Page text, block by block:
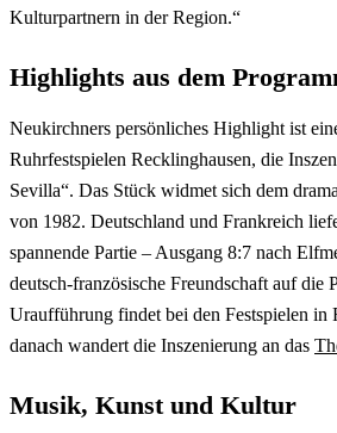
Kulturpartnern in der Region.“
Highlights aus dem
Neukirchners persönliches Highlight ist
Ruhrfestspielen Recklinghausen, die
Sevilla“. Das Stück widmet sich dem
von 1982. Deutschland und Frankreich
spannende Partie – Ausgang 8:7 nach
deutsch-französische Freundschaft auf die
Uraufführung findet bei den Festspielen in
danach wandert die Inszenierung an das
Musik, Kunst und Kultur